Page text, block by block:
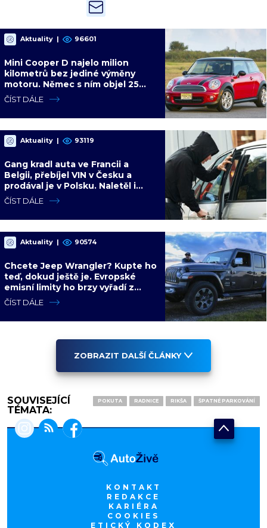
Aktuality | 96601
Mini Cooper D najelo milion
kilometrů bez jediné výměny
motoru. Němec s ním objel 25
zemí a míří na další milion
ČÍST DÁLE
Aktuality | 93119
Gang kradl auta ve Francii a
Belgii, přebíjel VIN v Česku a
prodával je v Polsku. Naletěl i
polský vicepremiér
ČÍST DÁLE
Aktuality | 90574
Chcete Jeep Wrangler? Kupte ho
teď, dokud ještě je. Evropské
emisní limity ho brzy vyřadí z
nabídky nadobro
ČÍST DÁLE
ZOBRAZIT DALŠÍ ČLÁNKY
SOUVISEJÍCÍ
TÉMATA:
POKUTA RADNICE RIKŠA ŠPATNÉ PARKOVÁNÍ
KONTAKT
REDAKCE
KARIÉRA
COOKIES
ETICKÝ KODEX